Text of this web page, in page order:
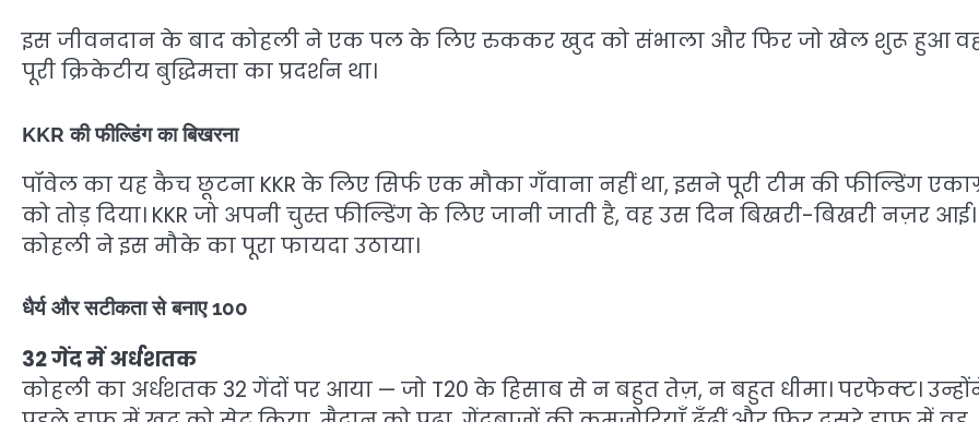
इस जीवनदान के बाद कोहली ने एक पल के लिए रुककर खुद को संभाला और फिर जो खेल शुरू हुआ
पूरी क्रिकेटीय बुद्धिमत्ता का प्रदर्शन था।
KKR की फील्डिंग का बिखरना
पॉवेल का यह कैच छूटना KKR के लिए सिर्फ एक मौका गँवाना नहीं था, इसने पूरी टीम की फील्डिंग
को तोड़ दिया। KKR जो अपनी चुस्त फील्डिंग के लिए जानी जाती है, वह उस दिन बिखरी-बिखरी नज़र
कोहली ने इस मौके का पूरा फायदा उठाया।
धैर्य और सटीकता से बनाए 100
32 गेंद में अर्धशतक
कोहली का अर्धशतक 32 गेंदों पर आया — जो T20 के हिसाब से न बहुत तेज़, न बहुत धीमा। परफेक्ट।